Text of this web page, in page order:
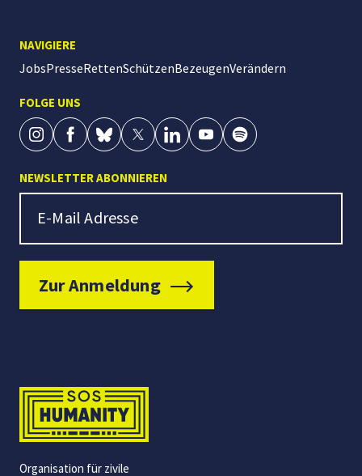
NAVIGIERE
JobsPresseRettenSchützenBezeugenVerändern
FOLGE UNS
NEWSLETTER ABONNIEREN
Newsletter Signup
E-Mail Adresse
Zur Anmeldung
Organisation für zivile